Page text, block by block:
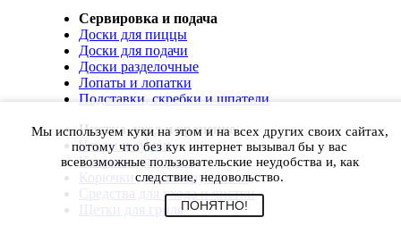
Сервировка и подача
Доски для пиццы
Доски для подачи
Доски разделочные
Лопаты и лопатки
Подставки, скребки и шпатели
Чистка, уход и хранение
Чехлы и сумки
Коврики для гриля
Корючки для инструментов
Средства для ухода и чистки
Щетки для гриля
Мы используем куки на этом и на всех других своих сайтах,
потому что без кук интернет вызывал бы у вас
всевозможные пользовательские неудобства и, как
следствие, недовольство.
ПОНЯТНО!